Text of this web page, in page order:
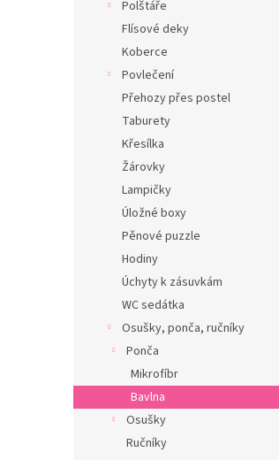
Polštáře
Flísové deky
Koberce
Povlečení
Přehozy přes postel
Taburety
Křesílka
Žárovky
Lampičky
Úložné boxy
Pěnové puzzle
Hodiny
Úchyty k zásuvkám
WC sedátka
Osušky, ponča, ručníky
Ponča
Mikrofíbr
Bavlna
Osušky
Ručníky